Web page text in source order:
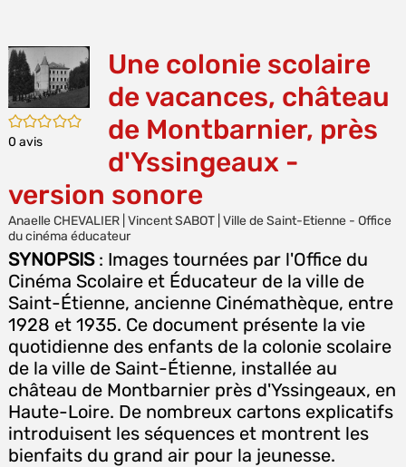
/5
0 avis
Une colonie scolaire
de vacances, château
de Montbarnier, près
d'Yssingeaux -
version sonore
Anaelle CHEVALIER | Vincent SABOT | Ville de Saint-Etienne - Office
du cinéma éducateur
SYNOPSIS: Images tournées par l'Office du
Cinéma Scolaire et Éducateur de la ville de
Saint-Étienne, ancienne Cinémathèque, entre
1928 et 1935. Ce document présente la vie
quotidienne des enfants de la colonie scolaire
de la ville de Saint-Étienne, installée au
château de Montbarnier près d'Yssingeaux, en
Haute-Loire. De nombreux cartons explicatifs
introduisent les séquences et montrent les
bienfaits du grand air pour la jeunesse.